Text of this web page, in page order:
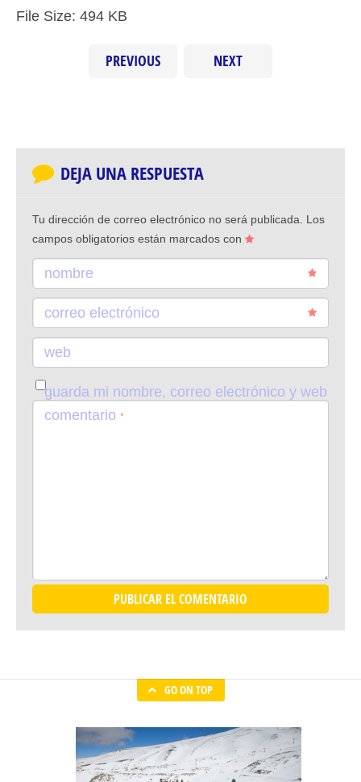
File Size: 494 KB
PREVIOUS NEXT
DEJA UNA RESPUESTA
Tu dirección de correo electrónico no será publicada.
Los
campos obligatorios están marcados con
nombre
correo electrónico
web
guarda mi nombre, correo electrónico y web
en este navegador para la próxima vez que
comentario *
GO ON TOP